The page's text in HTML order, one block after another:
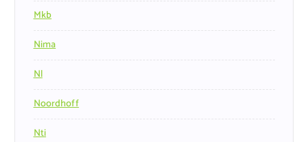
Mkb
Nima
Nl
Noordhoff
Nti